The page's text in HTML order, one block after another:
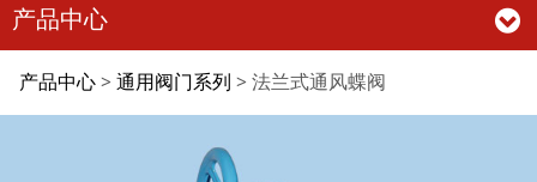
产品中心
法兰式通风蝶阀
产品中心> 通用阀门系列 > 法兰式通风蝶阀